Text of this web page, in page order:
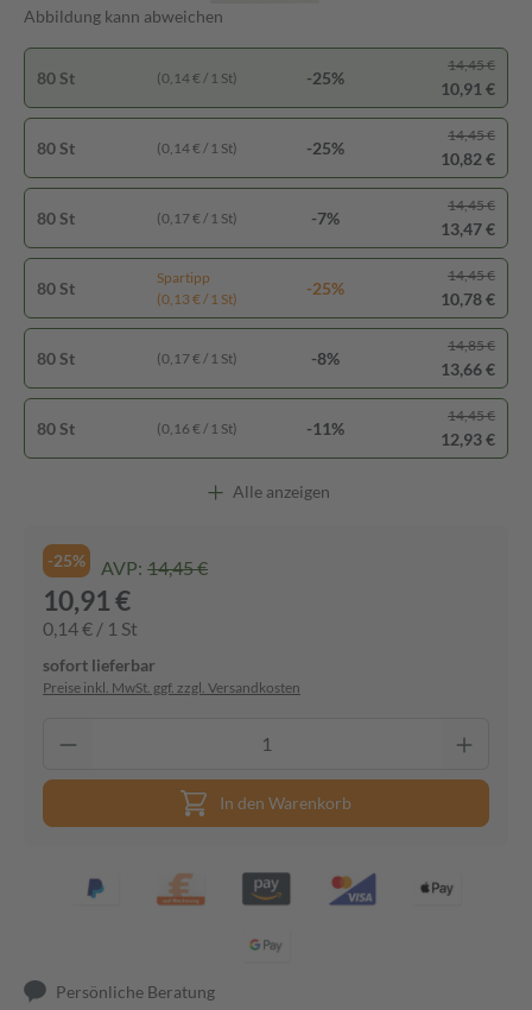
Abbildung kann abweichen
80 St (0,14 € / 1 St) -25%
14,45 €
10,82 €
80 St (0,17 € / 1 St) -7%
14,45 €
13,47 €
80 St
Spartipp
(0,13 € / 1 St)
-25%
14,45 €
10,78 €
80 St (0,17 € / 1 St) -8%
14,85 €
13,66 €
80 St (0,14 € / 1 St) -25%
14,45 €
10,91 €
80 St (0,16 € / 1 St) -11%
14,45 €
12,93 €
Alle anzeigen
-25% AVP: 14,45 €
10,91 €
0,14 € / 1 St
sofort lieferbar
Preise inkl. MwSt. ggf. zzgl. Versandkosten
In den Warenkorb
Persönliche Beratung